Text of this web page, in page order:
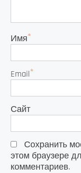
Имя*
Email*
Сайт
Сохранить
этом браузере
комментариев.